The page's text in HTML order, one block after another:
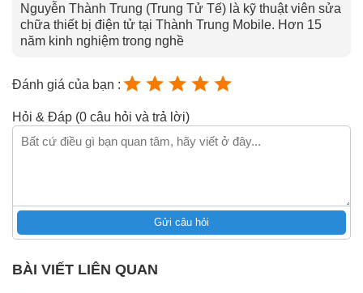
Nguyễn Thành Trung (Trung Tử Tế) là kỹ thuật viên sửa
chữa thiết bị điện tử tại Thành Trung Mobile. Hơn 15
năm kinh nghiệm trong nghề
Đánh giá của bạn :
Hỏi & Đáp (0 câu hỏi và trả lời)
Gửi câu hỏi
BÀI VIẾT LIÊN QUAN